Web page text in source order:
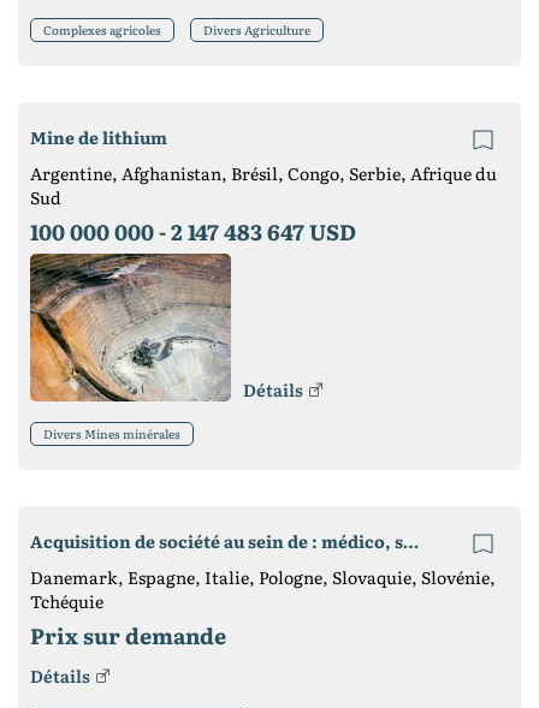
Complexes agricoles Divers Agriculture
Mine de lithium
Argentine, Afghanistan, Brésil, Congo, Serbie, Afrique du
Sud
100 000 000 -2 147 483 647 USD
Détails
Divers Mines minérales
Acquisition de société au sein de : médico, santé, beauté, alimentation
Danemark, Espagne, Italie, Pologne, Slovaquie, Slovénie,
Tchéquie
Prix ​​sur demande
Détails